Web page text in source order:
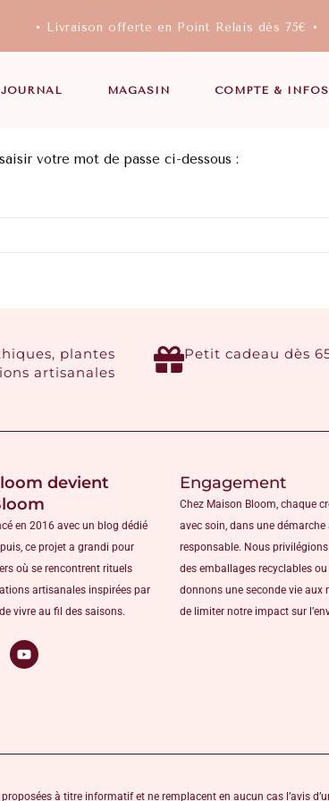
• Livraison offerte en Point Relais dès 75€ •
JOURNAL MAGASIN COMPTE & INFOS
votre mot de passe ci-dessous :
plantes
artisanales
Petit cadeau dès
devient
en 2016 avec un blog dédié
ce projet a grandi pour
où se rencontrent rituels
artisanales inspirées par
vivre au fil des saisons.
Engagement
Chez Maison Bloom, chaque
avec soin, dans une
responsable. Nous
des emballages recyclables
donnons une seconde vie aux
de limiter notre impact sur
à titre informatif et ne remplacent en aucun cas l’avis